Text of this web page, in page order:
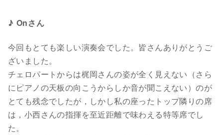
♪ Onさん
今回もとても楽しい演奏会でした。皆さんありがとうご
ざいました。
チェロパートからは梶岡さんの姿が全く見えない（さら
にピアノの天板の向こうからしか音が聞こえない）のが
とても残念でしたが，しかし私の座ったトップ隣りの席
は，小西さんの指揮を至近距離で味わえる特等席でし
た。